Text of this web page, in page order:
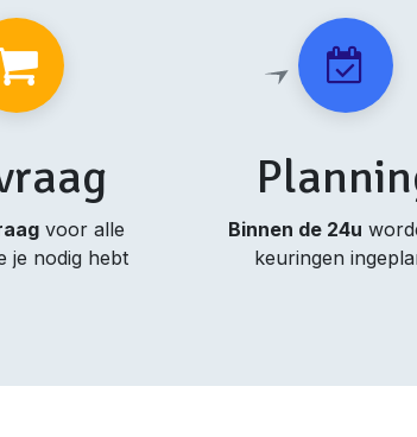
voor alle
je nodig hebt
Binnen de 24u
keuringen